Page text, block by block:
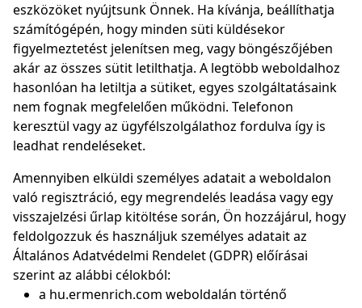
eszközöket nyújtsunk Önnek. Ha kívánja, beállíthatja
számítógépén, hogy minden süti küldésekor
figyelmeztetést jelenítsen meg, vagy böngészőjében
akár az összes sütit letilthatja. A legtöbb weboldalhoz
hasonlóan ha letiltja a sütiket, egyes szolgáltatásaink
nem fognak megfelelően működni. Telefonon
keresztül vagy az ügyfélszolgálathoz fordulva így is
leadhat rendeléseket.
Amennyiben elküldi személyes adatait a weboldalon
való regisztráció, egy megrendelés leadása vagy egy
visszajelzési űrlap kitöltése során, Ön hozzájárul, hogy
feldolgozzuk és használjuk személyes adatait az
Általános Adatvédelmi Rendelet (GDPR) előírásai
szerint az alábbi célokból:
a hu.ermenrich.com weboldalán történő